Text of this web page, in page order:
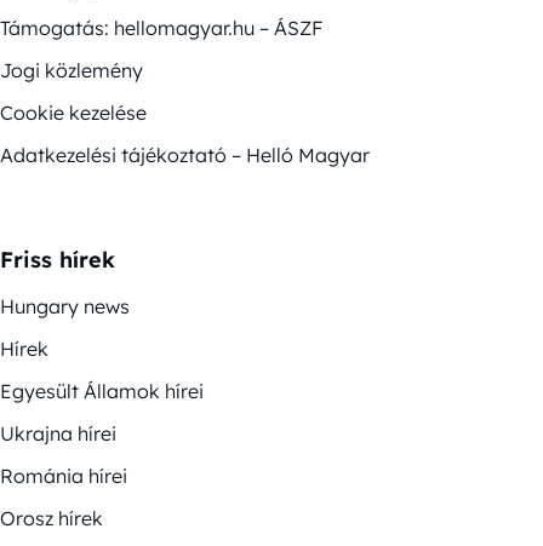
Támogatás: hellomagyar.hu – ÁSZF
Jogi közlemény
Cookie kezelése
Adatkezelési tájékoztató – Helló Magyar
Friss hírek
Hungary news
Hírek
Egyesült Államok hírei
Ukrajna hírei
Románia hírei
Orosz hírek